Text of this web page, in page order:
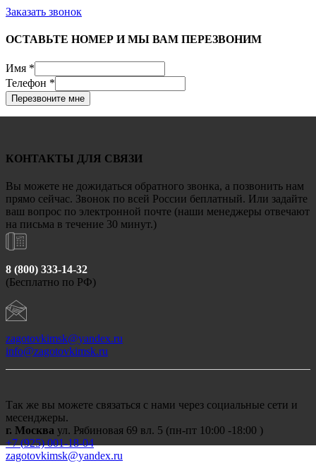
Заказать звонок
ОСТАВЬТЕ НОМЕР И МЫ ВАМ ПЕРЕЗВОНИМ
Имя *
Телефон *
Перезвоните мне
КОНТАКТЫ ДЛЯ СВЯЗИ
Вы можете не дожидаться обратного звонка, а позвонить нам
прямо сейчас. Звонок по всей России беплатный. Или задайте
ваш вопрос по электронной почте (наши менеджеры отвечают
на письма в течение 30 минут.)
8 (800) 333-14-32
(Бесплатно по РФ)
zagotovkimsk@yandex.ru
info@zagotovkimsk.ru
Так же вы можете связаться с нами через социальные сети и
месенджеры.
г. Москва ул. Рябиновая 69 вл. 5 (пн-пт 10:00 -18:00 )
+7 (925) 001-18-04
zagotovkimsk@yandex.ru